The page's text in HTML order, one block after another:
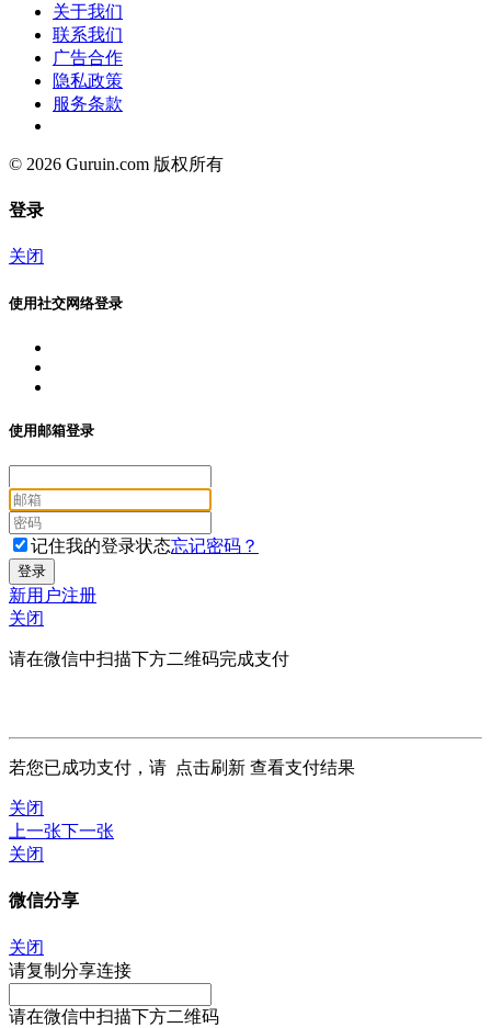
关于我们
联系我们
广告合作
隐私政策
服务条款
© 2026 Guruin.com 版权所有
登录
关闭
使用社交网络登录
使用邮箱登录
记住我的登录状态忘记密码？
新用户注册
关闭
请在微信中扫描下方二维码完成支付
若您已成功支付，请 点击刷新 查看支付结果
关闭
上一张下一张
关闭
微信分享
关闭
请复制分享连接
请在微信中扫描下方二维码